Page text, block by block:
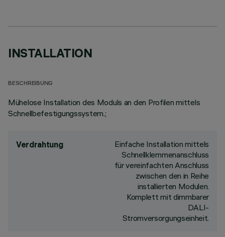
INSTALLATION
BESCHREIBUNG
Mühelose Installation des Moduls an den Profilen mittels
Schnellbefestigungssystem.;
Verdrahtung
Einfache Installation mittels
Schnellklemmenanschluss
für vereinfachten Anschluss
zwischen den in Reihe
installierten Modulen.
Komplett mit dimmbarer
DALI-
Stromversorgungseinheit.